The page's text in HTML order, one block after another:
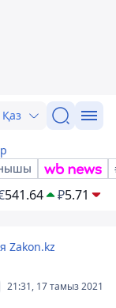
Қаз
541.64 ₽5.71
Zakon.kz
21:31, 17 тамыз 2021